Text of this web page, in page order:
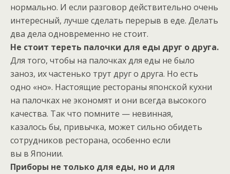
нормально. И если разговор действительно очень
интересный, лучше сделать перерыв в еде. Делать
два дела одновременно не стоит.
Не стоит тереть палочки для еды друг о друга.
Для того, чтобы на палочках для еды не было
заноз, их частенько трут друг о друга. Но есть
одно «но». Настоящие рестораны японской кухни
на палочках не экономят и они всегда высокого
качества. Так что помните — невинная,
казалось бы, привычка, может сильно обидеть
сотрудников ресторана, особенно если
вы в Японии.
Приборы не только для еды, но и для